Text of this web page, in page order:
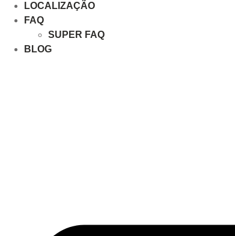
LOCALIZAÇÃO
FAQ
SUPER FAQ
BLOG